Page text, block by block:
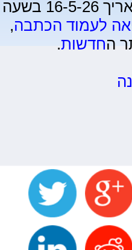
rotter בתאריך 16-5-26 בשעה
לעמוד הכתבה,
החדשות.